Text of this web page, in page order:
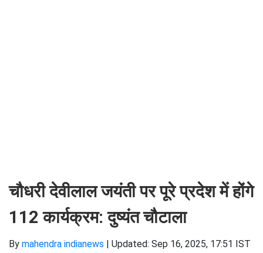
चौधरी देवीलाल जयंती पर पूरे प्रदेश में होंगे
112 कार्यक्रम: दुष्यंत चौटाला
By mahendra indianews | Updated: Sep 16, 2025, 17:51 IST